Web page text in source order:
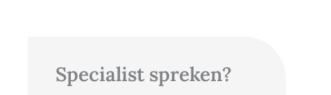
Specialist spreken?